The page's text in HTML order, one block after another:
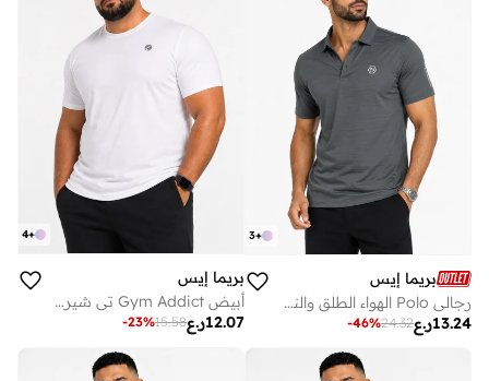
+
3
بريما إيس
رجالي Polo الهواء الطلق والنشاط لاكشري Dark Grey
ر.ع13.24
24.32
-46%
+
4
بريما إيس
أبيض Gym Addict تي شيرت رجالي مقاس كبير
ر.ع12.07
15.58
-23%